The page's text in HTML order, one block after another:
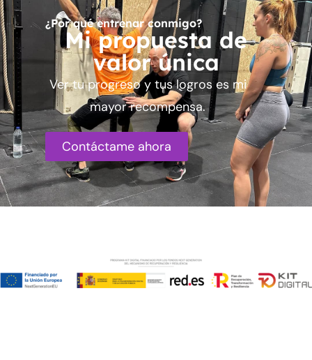
¿Por qué entrenar conmigo?
Mi propuesta de
valor única
Ver tu progreso y tus logros es mi
mayor recompensa.
Contáctame ahora